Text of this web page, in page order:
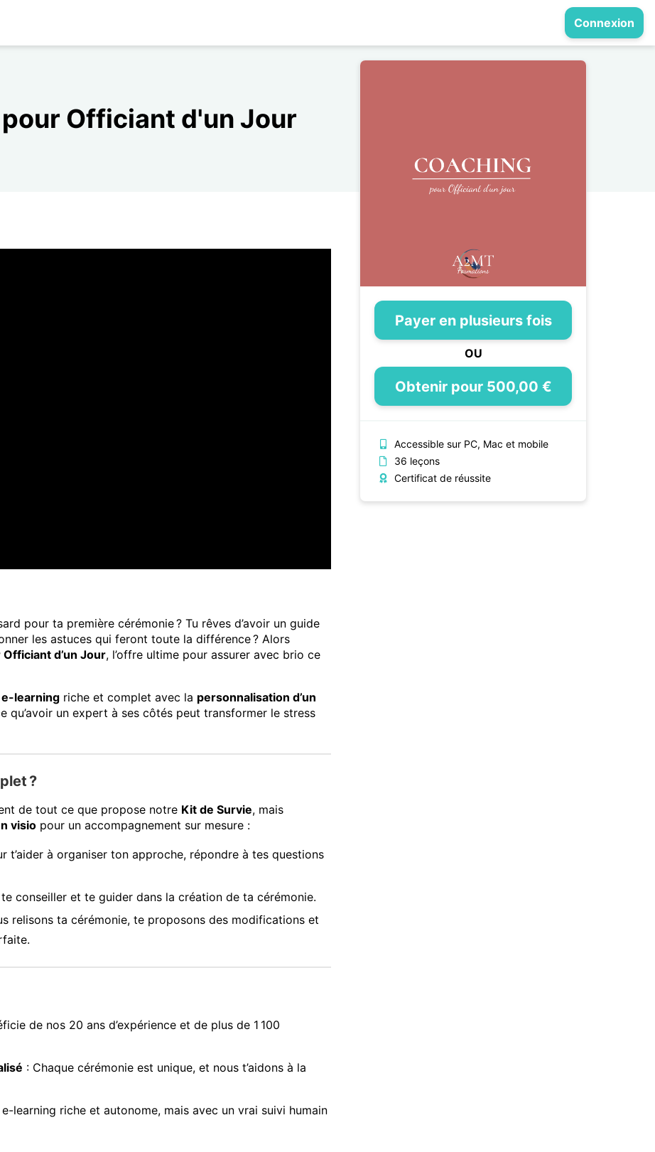
Connexion
Officiant d'un Jour
Payer en plusieurs fois
OU
Obtenir pour 500,00 €
Accessible sur PC, Mac et mobile
36 leçons
Certificat de réussite
pour ta première cérémonie ? Tu rêves d’avoir un guide
les astuces qui feront toute la différence ? Alors
d’un Jour, l’offre ultime pour assurer avec brio ce
e-learning riche et complet avec la personnalisation d’un
qu’avoir un expert à ses côtés peut transformer le stress
?
de tout ce que propose notre Kit de Survie, mais
visio pour un accompagnement sur mesure :
t’aider à organiser ton approche, répondre à tes questions
conseiller et te guider dans la création de ta cérémonie.
relisons ta cérémonie, te proposons des modifications et
de nos 20 ans d’expérience et de plus de 1 100
: Chaque cérémonie est unique, et nous t’aidons à la
e-learning riche et autonome, mais avec un vrai suivi humain